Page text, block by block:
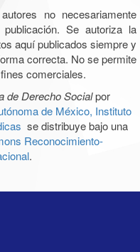
no necesariamente
Se autoriza la
aquí publicados siempre y
correcta. No se permite
comerciales.
de Derecho Socialpor
de México, Instituto
se distribuye bajo una
Reconocimiento-
.